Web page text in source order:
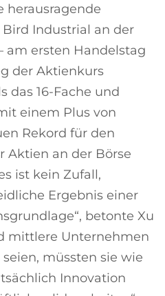
herausragende
Industrial an der
am ersten Handelstag
der Aktienkurs
das 16-Fache und
einem Plus von
Rekord für den
Aktien an der Börse
ist kein Zufall,
Ergebnis einer
betonte Xu
mittlere Unternehmen
müssten sie wie
Innovation